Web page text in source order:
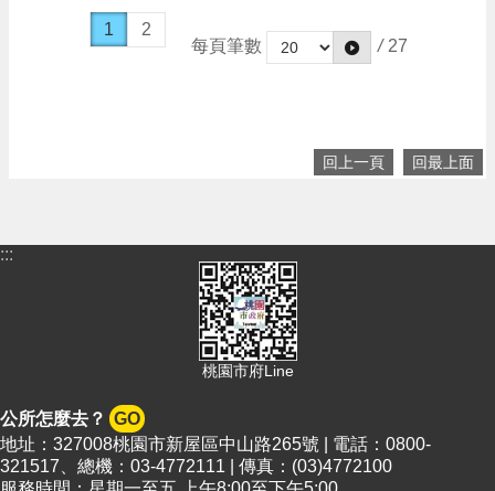
1
2
每頁筆數
/ 27
回上一頁 回最上面
:::
桃園市府Line
公所怎麼去？ GO
地址：327008桃園市新屋區中山路265號 | 電話：0800-
321517、總機：03-4772111 | 傳真：(03)4772100